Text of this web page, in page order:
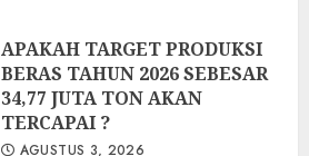
APAKAH TARGET PRODUKSI
BERAS TAHUN 2026 SEBESAR
34,77 JUTA TON AKAN
TERCAPAI ?
AGUSTUS 3, 2026